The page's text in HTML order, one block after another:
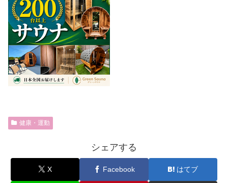
健康・運動
シェアする
X Facebook はてブ